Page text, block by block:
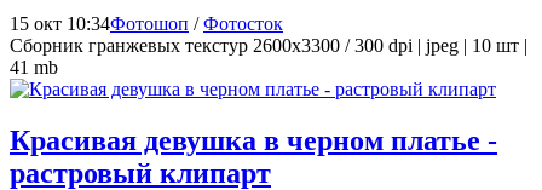
15 окт 10:34Фотошоп /Фотосток
Сборник гранжевых текстур 2600x3300 / 300 dpi | jpeg | 10 шт |
41 mb
Красивая девушка в черном платье -
растровый клипарт